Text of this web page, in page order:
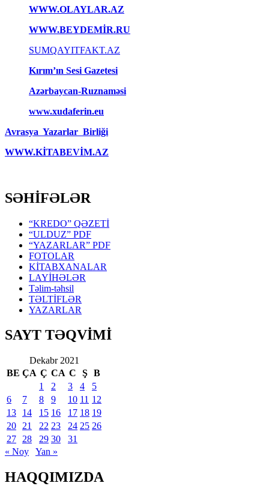
WWW.OLAYLAR.AZ
WWW.BEYDEMİR.RU
SUMQAYITFAKT.AZ
Kırım’ın Sesi Gazetesi
Azərbaycan-Ruznaməsi
www.xudaferin.eu
Avrasya Yazarlar Birliği
WWW.KİTABEVİM.AZ
SƏHİFƏLƏR
“KREDO” QƏZETİ
“ULDUZ” PDF
“YAZARLAR” PDF
FOTOLAR
KİTABXANALAR
LAYİHƏLƏR
Təlim-təhsil
TƏLTİFLƏR
YAZARLAR
SAYT TƏQVİMİ
Dekabr 2021
BE ÇA Ç CA C Ş
B
1
2 3 4
5
6
7 8 9 10 11 12
13
14 15 16 17 18 19
20
21 22 23 24 25 26
27
28 29 30
31
« Noy
Yan »
HAQQIMIZDA